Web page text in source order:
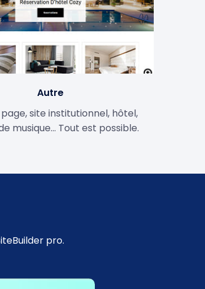
Autre
page, site institutionnel, hôtel,
musique… Tout est possible.
pro.